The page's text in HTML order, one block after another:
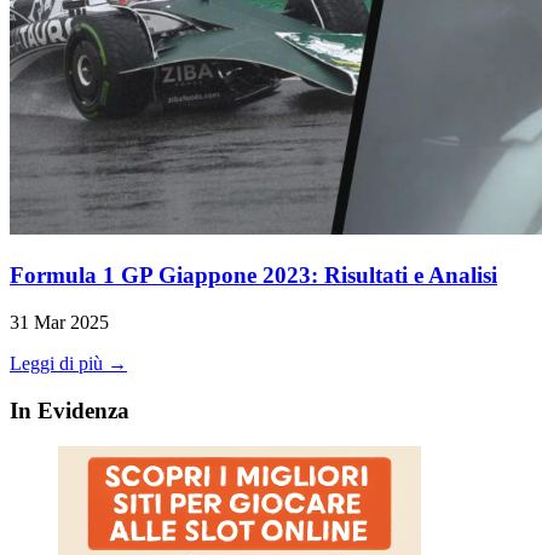
Formula 1 GP Giappone 2023: Risultati e Analisi
31 Mar 2025
Leggi di più →
In Evidenza